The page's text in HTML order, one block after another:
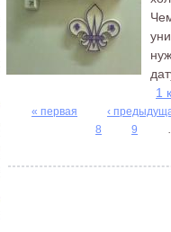
1
Страницы
« первая
‹
8
9